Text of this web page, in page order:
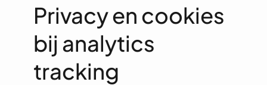
Privacy en cookies
bij analytics
tracking